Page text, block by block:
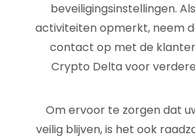
beveiligingsinstellingen.
activiteiten opmerkt, neem
contact op met de
Crypto Delta voor
Om ervoor te zorgen dat
veilig blijven, is het ook